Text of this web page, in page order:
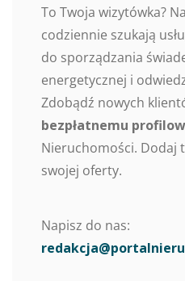
To Twoja wizytówka?
codziennie szukają
do sporządzania
energetycznej i
Zdobądź nowych
bezpłatnemu
Nieruchomości. Dodaj
swojej oferty.
Napisz do nas: